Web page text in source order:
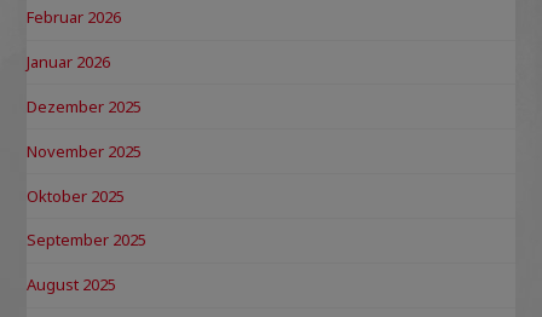
Februar 2026
Januar 2026
Dezember 2025
November 2025
Oktober 2025
September 2025
August 2025